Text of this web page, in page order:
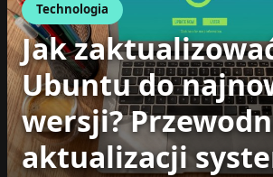
Technologia
Jak
Ubuntu do
wersji?
aktualizacji